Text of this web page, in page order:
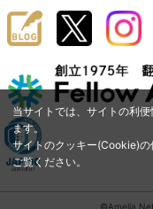
当サイトでは、サイトの利
ます。
サイトのクッキー(Cookie)
ご覧ください。
©Amelia